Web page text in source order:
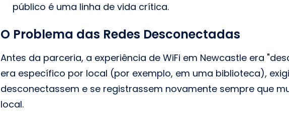
público é uma linha de vida crítica.
O Problema das Redes Desconectadas
Antes da parceria, a experiência de WiFi em Newcastle era
era específico por local (por exemplo, em uma biblioteca),
desconectassem e se registrassem novamente sempre que
local.